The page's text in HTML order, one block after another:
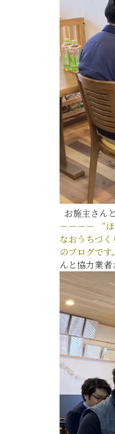
お施主さん
－－－－
“
なおうちづく
のブログです。
んと協力業者